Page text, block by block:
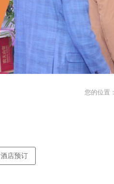
您的位置：
酒店预订